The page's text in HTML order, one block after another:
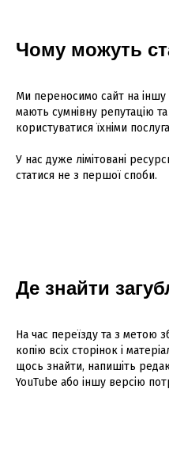
Чому можуть
Ми переносимо сайт на
мають сумнівну репутацію
користуватися їхніми
У нас дуже лімітовані
статися не з першої споби.
Де знайти
На час переїзду та з метою
копію всіх сторінок і
щось знайти, напишіть
YouTube або іншу версію